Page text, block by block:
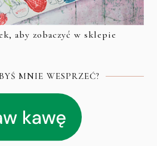
aby zobaczyć w sklepie
MNIE WESPRZEĆ?